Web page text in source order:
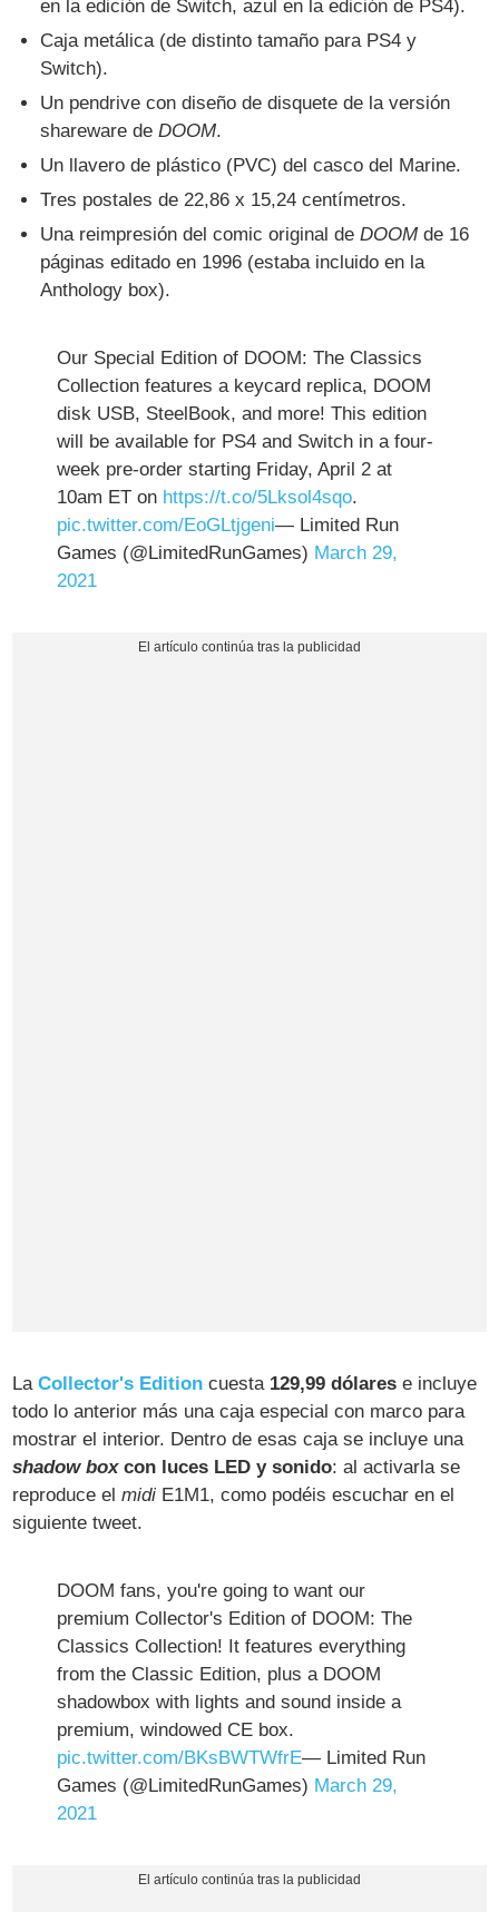
en la edición de Switch, azul en la edición de PS4).
Caja metálica (de distinto tamaño para PS4 y
Switch).
Un pendrive con diseño de disquete de la versión
shareware deDOOM.
Un llavero de plástico (PVC) del casco del Marine.
Tres postales de 22,86 x 15,24 centímetros.
Una reimpresión del comic original deDOOM de 16
páginas editado en 1996 (estaba incluido en la
Anthology box).
Our Special Edition of DOOM: The Classics
Collection features a keycard replica, DOOM
disk USB, SteelBook, and more! This edition
will be available for PS4 and Switch in a four-
week pre-order starting Friday, April 2 at
10am ET on https://t.co/5Lksol4sqo.
pic.twitter.com/EoGLtjgeni— Limited Run
Games (@LimitedRunGames) March 29,
2021
LaCollector's Edition cuesta 129,99 dólares e incluye
todo lo anterior más una caja especial con marco para
mostrar el interior. Dentro de esas caja se incluye una
shadow boxcon luces LED y sonido: al activarla se
reproduce elmidi E1M1, como podéis escuchar en el
siguiente tweet.
DOOM fans, you're going to want our
premium Collector's Edition of DOOM: The
Classics Collection! It features everything
from the Classic Edition, plus a DOOM
shadowbox with lights and sound inside a
premium, windowed CE box.
pic.twitter.com/BKsBWTWfrE— Limited Run
Games (@LimitedRunGames) March 29,
2021